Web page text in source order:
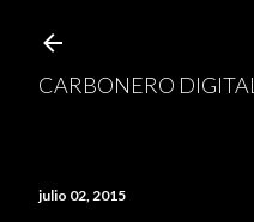
CARBONERO DIGITAL
julio 02, 2015